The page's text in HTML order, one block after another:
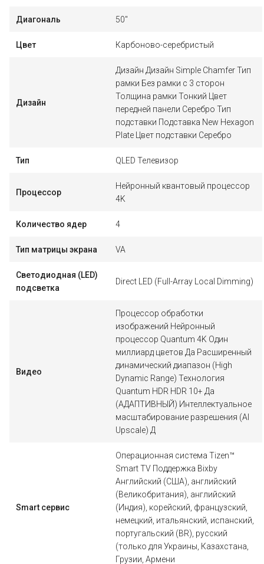
Диагональ 50"
Цвет Карбоново-серебристый
Дизайн
Дизайн Дизайн Simple Chamfer Тип
рамки Без рамки с 3 сторон
Толщина рамки Тонкий Цвет
передней панели Серебро Тип
подставки Подставка New Hexagon
Plate Цвет подставки Серебро
Тип QLED Телевизор
Процессор
Нейронный квантовый процессор
4K
Количество ядер 4
Тип матрицы экрана VA
Светодиодная (LED)
подсветка
Direct LED (Full-Array Local Dimming)
Видео
Процессор обработки
изображений Нейронный
процессор Quantum 4K Один
миллиард цветов Да Расширенный
динамический диапазон (High
Dynamic Range) Технология
Quantum HDR HDR 10+ Да
(АДАПТИВНЫЙ) Интеллектуальное
масштабирование разрешения (AI
Upscale) Д
Smart сервис
Операционная система Tizen™
Smart TV Поддержка Bixby
Английский (США), английский
(Великобритания), английский
(Индия), корейский, французский,
немецкий, итальянский, испанский,
португальский (BR), русский
(только для Украины, Казахстана,
Грузии, Армени